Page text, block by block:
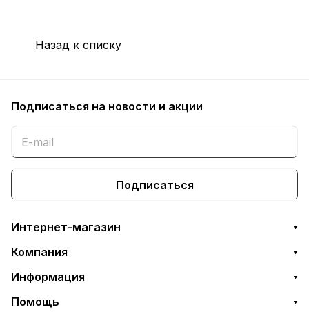
Назад к списку
Подписаться на новости и акции
Подписаться
Интернет-магазин
Компания
Информация
Помощь